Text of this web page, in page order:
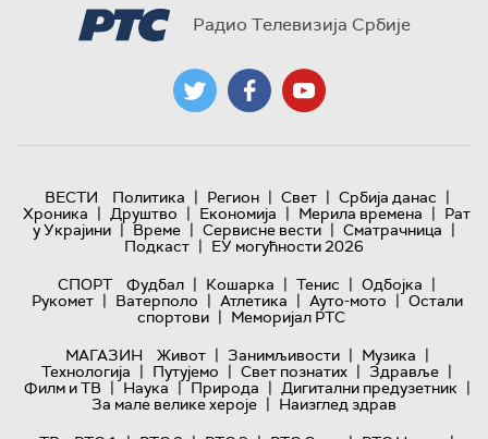
Радио Телевизија Србије
ВЕСТИ Политика | Регион | Свет | Србија данас |
Хроника | Друштво | Економија | Мерила времена | Рат
у Украјини | Време | Сервисне вести | Сматрачница |
Подкаст | ЕУ могућности 2026
СПОРТ
Фудбал | Кошарка | Тенис | Одбојка |
Рукомет | Ватерполо | Атлетика | Ауто-мото | Остали
спортови | Меморијал РТС
МАГАЗИН
Живот | Занимљивости | Музика |
Технологијa | Путујемо | Свет познатих | Здравље |
Филм и ТВ | Наука | Природа | Дигитални предузетник |
За мале велике хероје | Наизглед здрав